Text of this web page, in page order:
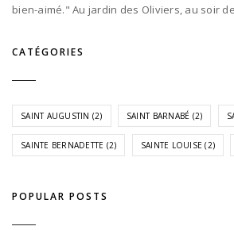
bien-aimé." Au jardin des Oliviers, au soir
CATÉGORIES
SAINT AUGUSTIN (2) SAINT BARNABÉ (2)
SAINTE BERNADETTE (2) SAINTE LOUISE (2)
POPULAR POSTS